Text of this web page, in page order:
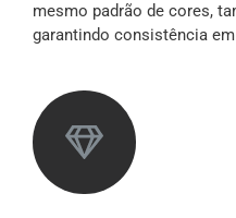
mesmo padrão de cores,
garantindo consistência